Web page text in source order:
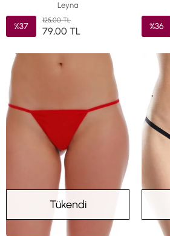
Leyna
%37
125,00 TL
79,00 TL %36
Tükendi